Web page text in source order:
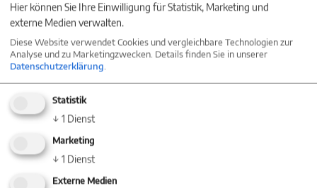
Art Verbrauch
Ausstellungsdatum 31.08.2018
gültig bis 30.08.2028
Endenergieverbrauch
Baujahr
Energieeffizienzklasse
Hier können Sie Ihre Einwilligung für Statistik, Marketing und
externe Medien verwalten.
Diese Website verwendet Cookies und vergleichbare Technologien zur
Analyse und zu Marketingzwecken. Details finden Sie in unserer
Datenschutzerklärung.
Statistik
↓ 1 Dienst
Marketing
↓ 1 Dienst
Externe Medien